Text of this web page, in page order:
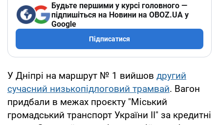
Будьте першими у курсі головного —
підпишіться на Новини на OBOZ.UA у
Google
Підписатися
У Дніпрі на маршрут № 1 вийшов другий
сучасний низькопідлоговий трамвай. Вагон
придбали в межах проєкту "Міський
громадський транспорт України ІІ" за кредитні